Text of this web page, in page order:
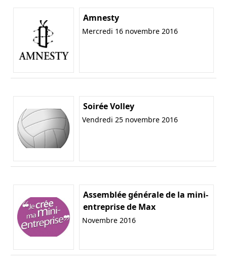
Amnesty
Mercredi 16 novembre 2016
Soirée Volley
Vendredi 25 novembre 2016
Assemblée générale de la mini-
entreprise de Max
Novembre 2016